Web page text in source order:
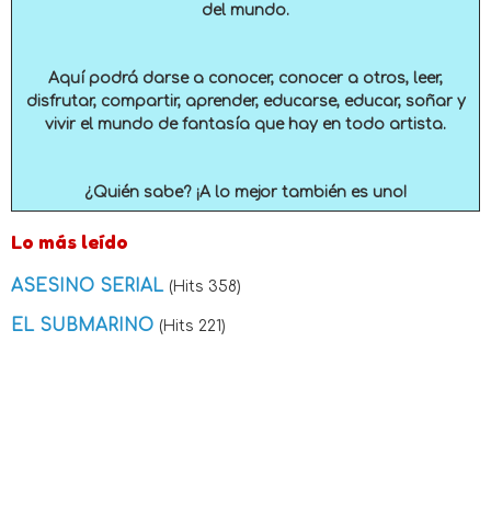
del mundo.
Aquí podrá darse a conocer, conocer a otros, leer,
disfrutar, compartir, aprender, educarse, educar, soñar y
vivir el mundo de fantasía que hay en todo artista.
¿Quién sabe? ¡A lo mejor también es uno!
Lo más leído
ASESINO SERIAL (Hits 358)
EL SUBMARINO (Hits 221)